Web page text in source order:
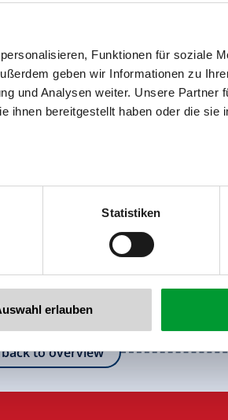
Funktionen für soziale
geben wir Informationen zu
und Analysen weiter. Unsere Partner
ihnen bereitgestellt haben oder die sie
Statistiken
erlauben
back to overview